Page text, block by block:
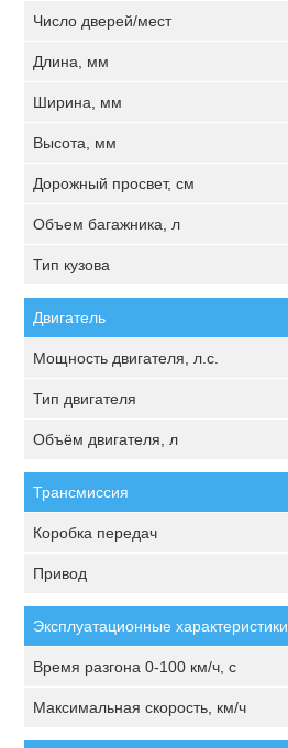
Число дверей/мест
Длина, мм
Ширина, мм
Высота, мм
Дорожный просвет, см
Объем багажника, л
Тип кузова
Двигатель
Мощность двигателя, л.с.
Тип двигателя
Объём двигателя, л
Трансмиссия
Коробка передач
Привод
Эксплуатационные характеристики
Время разгона 0-100 км/ч, с
Максимальная скорость, км/ч